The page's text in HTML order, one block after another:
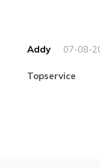
Addy 07-08-
topservice